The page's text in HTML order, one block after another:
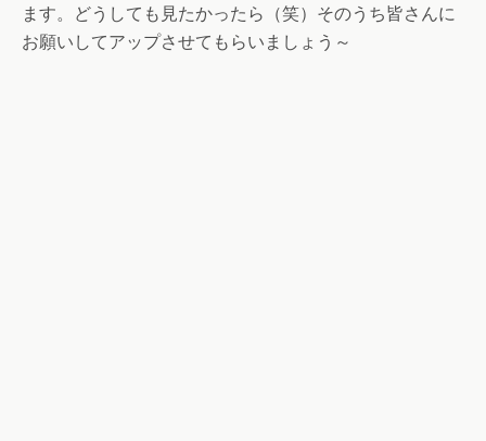
ます。どうしても見たかったら（笑）そのうち皆さんに
お願いしてアップさせてもらいましょう～